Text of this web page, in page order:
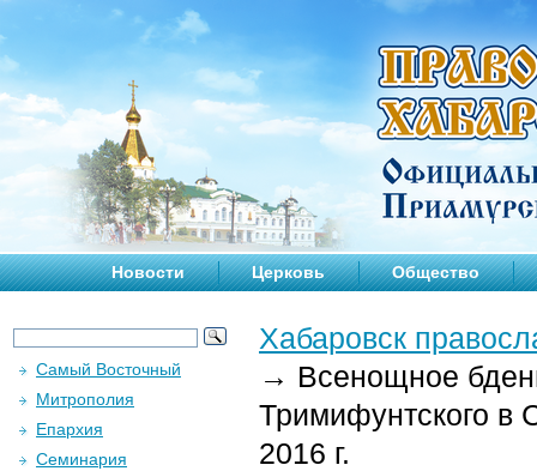
Новости Церковь Общество
Хабаровск
→ Всенощное
Тримифунтского в
2016 г.
Самый Восточный
Митрополия
Епархия
Семинария